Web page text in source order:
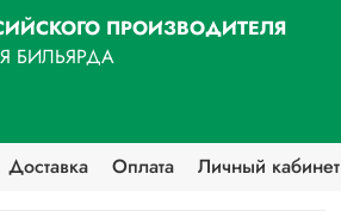
ПРОИЗВОДИТЕЛЯ
БИЛЬЯРДА
Доставка Оплата Личный кабинет